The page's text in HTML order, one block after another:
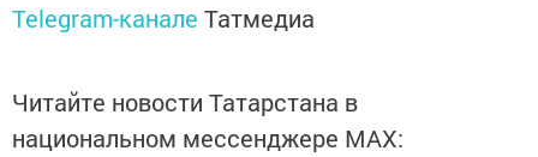
Telegram-канале Татмедиа
Читайте новости Татарстана в
национальном мессенджере MАХ: